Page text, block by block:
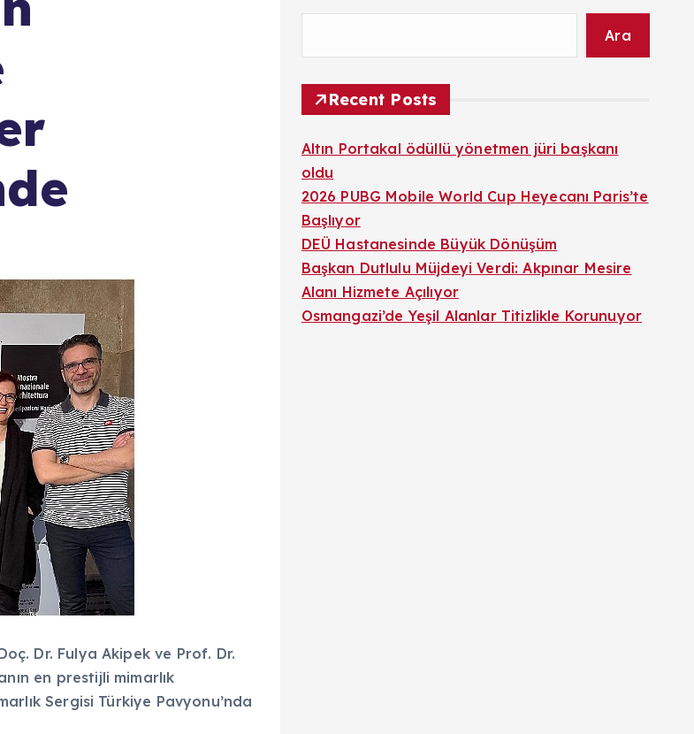
Dr. Fulya Akipek ve Prof. Dr.
en prestijli mimarlık
Sergisi Türkiye Pavyonu’nda
Ara
Recent Posts
Altın Portakal ödüllü yönetmen jüri başkanı
oldu
2026 PUBG Mobile World Cup Heyecanı Paris’te
Başlıyor
DEÜ Hastanesinde Büyük Dönüşüm
Başkan Dutlulu Müjdeyi Verdi: Akpınar Mesire
Alanı Hizmete Açılıyor
Osmangazi’de Yeşil Alanlar Titizlikle Korunuyor